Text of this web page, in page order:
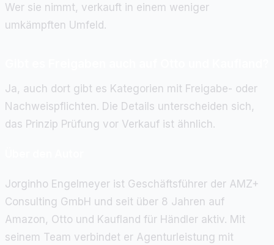
Wer sie nimmt, verkauft in einem weniger
umkämpften Umfeld.
Ja, auch dort gibt es Kategorien mit Freigabe- oder
Nachweispflichten. Die Details unterscheiden sich,
das Prinzip Prüfung vor Verkauf ist ähnlich.
Jorginho Engelmeyer ist Geschäftsführer der AMZ+
Consulting GmbH und seit über 8 Jahren auf
Amazon, Otto und Kaufland für Händler aktiv. Mit
seinem Team verbindet er Agenturleistung mit